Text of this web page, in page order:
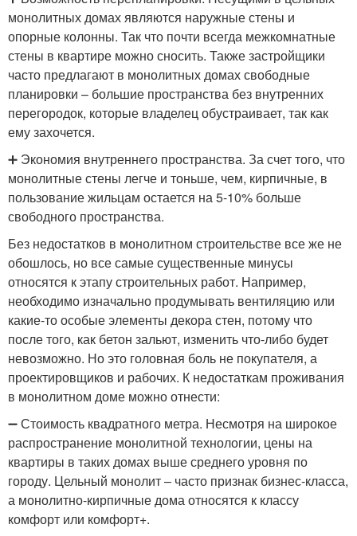
монолитных домах являются наружные стены и
опорные колонны. Так что почти всегда межкомнатные
стены в квартире можно сносить. Также застройщики
часто предлагают в монолитных домах свободные
планировки – большие пространства без внутренних
перегородок, которые владелец обустраивает, так как
ему захочется.
➕ Экономия внутреннего пространства. За счет того, что
монолитные стены легче и тоньше, чем, кирпичные, в
пользование жильцам остается на 5-10% больше
свободного пространства.
Без недостатков в монолитном строительстве все же не
обошлось, но все самые существенные минусы
относятся к этапу строительных работ. Например,
необходимо изначально продумывать вентиляцию или
какие-то особые элементы декора стен, потому что
после того, как бетон зальют, изменить что-либо будет
невозможно. Но это головная боль не покупателя, а
проектировщиков и рабочих. К недостаткам проживания
в монолитном доме можно отнести:
➖ Стоимость квадратного метра. Несмотря на широкое
распространение монолитной технологии, цены на
квартиры в таких домах выше среднего уровня по
городу. Цельный монолит – часто признак бизнес-класса,
а монолитно-кирпичные дома относятся к классу
комфорт или комфорт+.